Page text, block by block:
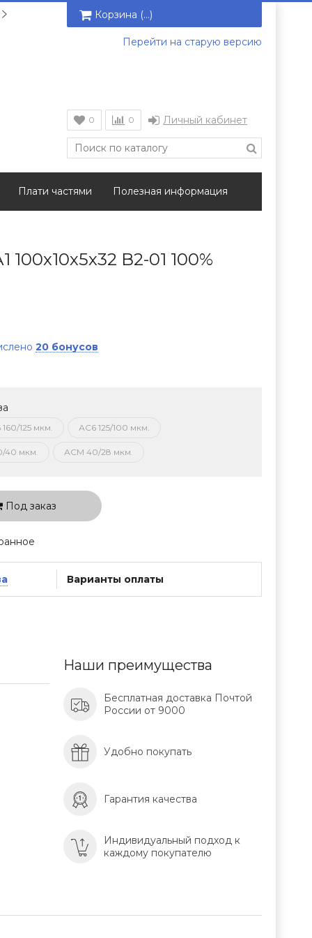
Корзина (…)
Перейти на старую версию
0 0 Личный кабинет
Плати частями Полезная информация
100х10х5х32 В2-01 100%
20 бонусов
125 мкм. АС6 125/100 мкм.
40 мкм. АСМ 40/28 мкм.
Под заказ
Варианты оплаты
Наши преимущества
Бесплатная доставка Почтой
России от 9000
Удобно покупать
Гарантия качества
Индивидуальный подход к
каждому покупателю